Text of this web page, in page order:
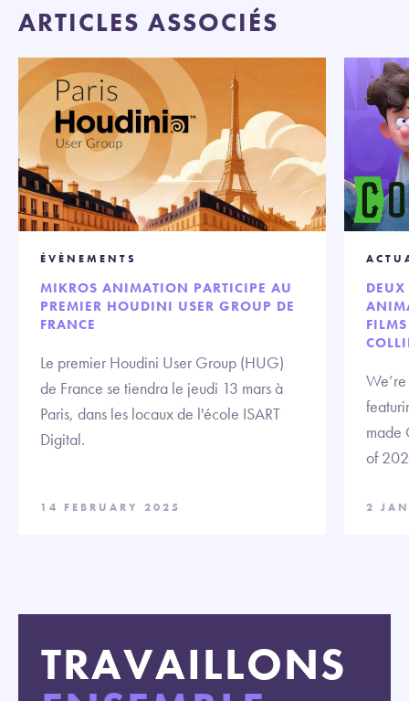
ARTICLES ASSOCIÉS
ÉVÈNEMENTS
MIKROS ANIMATION PARTICIPE AU
PREMIER HOUDINI USER GROUP DE
FRANCE
Le premier Houdini User Group (HUG)
de France se tiendra le jeudi 13 mars à
Paris, dans les locaux de l'école ISART
Digital.
14 FEBRUARY 2025
made
of
2
TRAVAILLONS